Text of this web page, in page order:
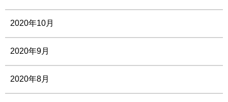
2020年10月
2020年9月
2020年8月